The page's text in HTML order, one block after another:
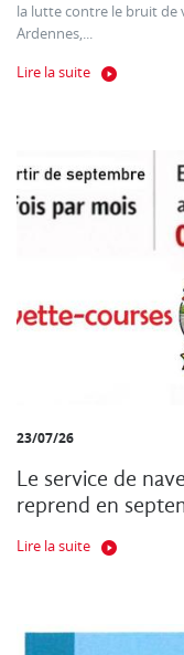
la lutte contre le bruit de
Ardennes,...
Lire la suite
23/07/26
Le service de
reprend en
Lire la suite